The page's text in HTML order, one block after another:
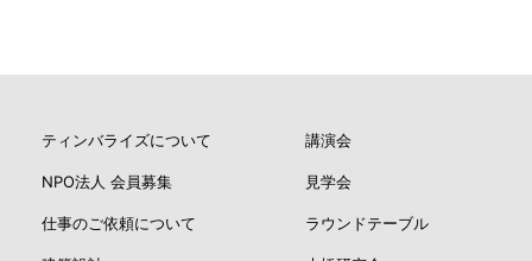
ティンバライズについて
NPO法人 会員募集
仕事のご依頼について
講演会
見学会
ラウンドテーブル